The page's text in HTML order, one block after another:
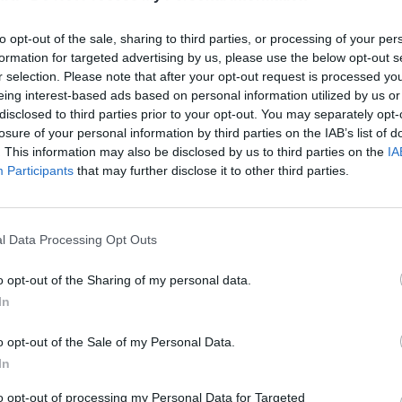
opt-out of the sale, sharing to third parties, or processing of your
for targeted advertising by us, please use the below opt-out
selection. Please note that after your opt-out request is processed
interest-based ads based on personal information utilized by us
to third parties prior to your opt-out. You may separately
of your personal information by third parties on the IAB’s list of
This information may also be disclosed by us to third parties on the
Participants that may further disclose it to other third parties.
Data Processing Opt Outs
opt-out of the Sharing of my personal data.
opt-out of the Sale of my Personal Data.
opt-out of processing my Personal Data for Targeted
θάλασσα.
στις 11:30 το πρωί της Κυριακής 16/7,
Δήμου Ωρωπού. Ο οδηγός οδηγός
κάθετου δρόμου (οδός
και κατέληξε στην
με παιδιά.
την κατηφόρα κάθετου δρόμου (οδός
και κατέληξε στην
με παιδιά.